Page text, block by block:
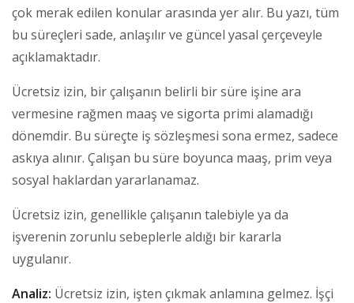
çok merak edilen konular arasında yer alır. Bu yazı, tüm
bu süreçleri sade, anlaşılır ve güncel yasal çerçeveyle
açıklamaktadır.
Ücretsiz izin, bir çalışanın belirli bir süre işine ara
vermesine rağmen maaş ve sigorta primi alamadığı
dönemdir. Bu süreçte iş sözleşmesi sona ermez, sadece
askıya alınır. Çalışan bu süre boyunca maaş, prim veya
sosyal haklardan yararlanamaz.
Ücretsiz izin, genellikle çalışanın talebiyle ya da
işverenin zorunlu sebeplerle aldığı bir kararla
uygulanır.
Analiz: Ücretsiz izin, işten çıkmak anlamına gelmez. İşçi